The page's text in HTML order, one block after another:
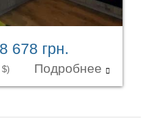
678 грн.
Подробнее